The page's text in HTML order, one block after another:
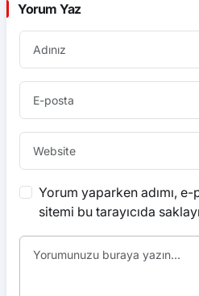
Yorum Yaz
Yorum yaparken adımı,
sitemi bu tarayıcıda